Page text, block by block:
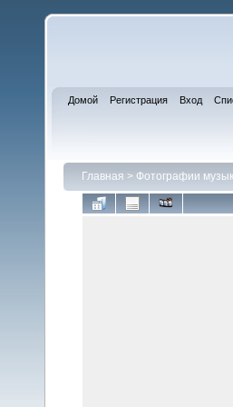
Домой Регистрация Вход
Главная > Фотографии